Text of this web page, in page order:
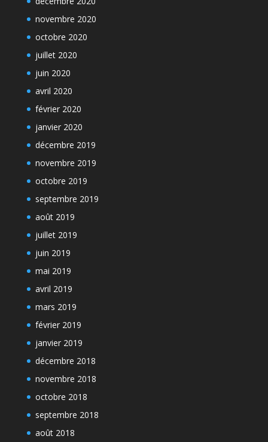
novembre 2020
octobre 2020
juillet 2020
juin 2020
avril 2020
février 2020
janvier 2020
décembre 2019
novembre 2019
octobre 2019
septembre 2019
août 2019
juillet 2019
juin 2019
mai 2019
avril 2019
mars 2019
février 2019
janvier 2019
décembre 2018
novembre 2018
octobre 2018
septembre 2018
août 2018